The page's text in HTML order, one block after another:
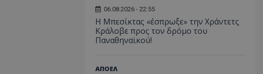
06.08.2026 - 22:55
Η Μπεσίκτας «έσπρωξε» την Χράντετς
Κράλοβε προς τον δρόμο του
Παναθηναϊκού!
ΑΠΟΕΛ